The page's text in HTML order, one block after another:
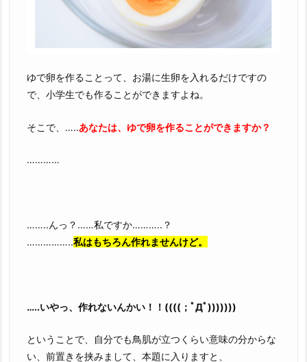
ゆで卵を作ることって、お湯に生卵を入れるだけですの
で、小学生でも作ることができますよね。
そこで、…..あなたは、ゆで卵を作ることができますか？
…………
……..んっ？……私ですか………..？
……………..私はもちろん作れませんけど。
…..いやっ、作れないんかい！！((((；ﾟДﾟ)))))))
ということで、自分でも鳥肌が立つくらい意味の分からな
い、前置きを挟みまして、本題に入りますと、